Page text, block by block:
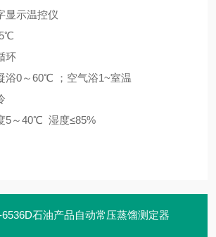
显示温控仪
环
浴0～60℃ ；空气浴1~室温
5～40℃ 湿度≤85%
6536D石油产品自动常压蒸馏测定器